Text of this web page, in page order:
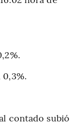
contado subió